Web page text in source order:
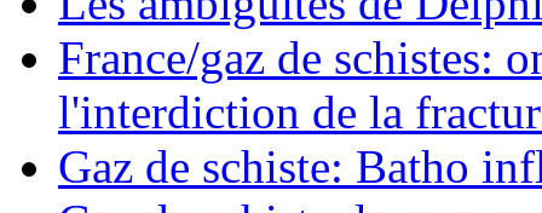
France/gaz de schistes:
l'interdiction de la
Gaz de schiste: Batho